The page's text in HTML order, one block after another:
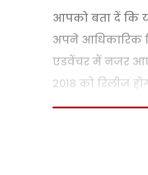
आपको बता दें कि
अपने आधिकारिक
एडवेंचर में नजर
2018 को रिलीज